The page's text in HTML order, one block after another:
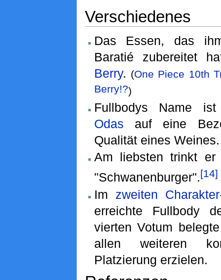
Verschiedenes
Das Essen, das
Baratié zubereitet
Berry. (One Piece 10th
Berry!?)
Fullbodys Name
Odas auf eine
Qualität eines Weines.
Am liebsten trinkt er
"Schwanenburger".[14]
Im zweiten
erreichte Fullbody
vierten Votum
allen weiteren
Platzierung erzielen.